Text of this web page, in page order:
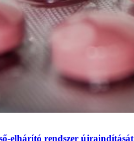
elhárító rendszer újraindítását